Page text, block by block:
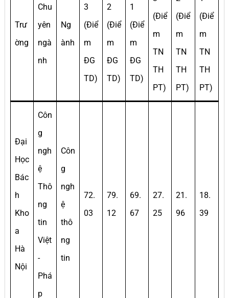
Trư
ờng
Chu
yên
ngà
nh
Ng
ành
3
(Điể
m
ĐG
TD)
2
(Điể
m
ĐG
TD)
1
(Điể
m
ĐG
TD)
(Điể
m
TN
TH
PT)
(Điể
m
TN
TH
PT)
(Điể
m
TN
TH
PT)
Đại
Học
Bác
h
Kho
a
Hà
Nội
Côn
g
ngh
ệ
Thô
ng
tin
Việt
-
Phá
p
Côn
g
ngh
ệ
thô
ng
tin
72.
03
79.
12
69.
67
27.
25
21.
96
18.
39